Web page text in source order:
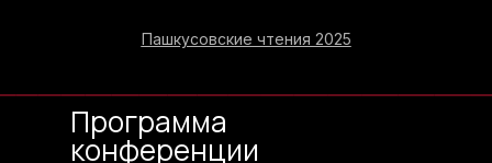
Пашкусовские чтения 2025
Программа
конференции